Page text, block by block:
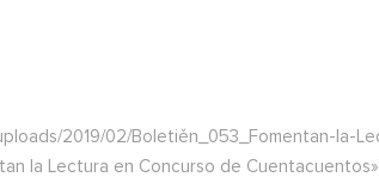
2019/02/Boletiěn_053_Fomentan-la-
la Lectura en Concurso de